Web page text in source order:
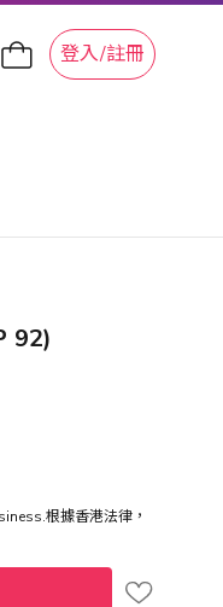
登入/註冊
92)
根據香港法律，